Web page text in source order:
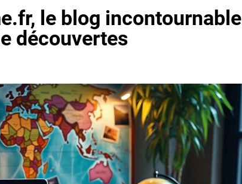
le blog incontournable
découvertes